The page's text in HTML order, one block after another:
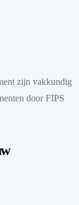
zijn vakkundig
door FIPS